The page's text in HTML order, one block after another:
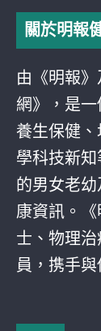
關於明報
由《明報
網》，是
養生保健
學科技新
的男女老
康資訊。
士、物理
員，携手